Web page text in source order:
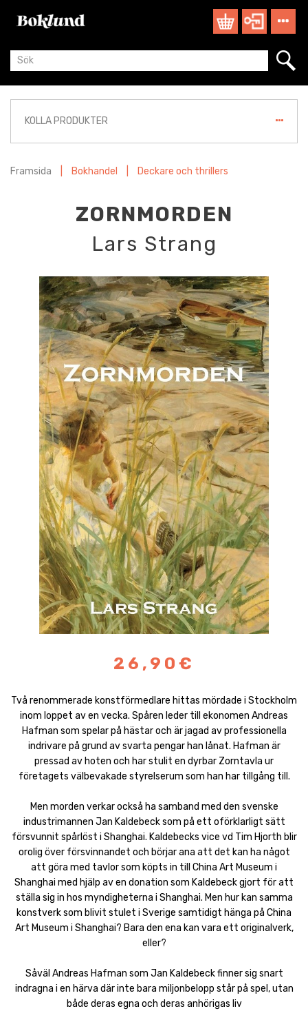
KOLLA PRODUKTER
Framsida Bokhandel Deckare och thrillers
ZORNMORDEN
Lars Strang
26,90€
Två renommerade konstförmedlare hittas mördade i Stockholm
inom loppet av en vecka. Spåren leder till ekonomen Andreas
Hafman som spelar på hästar och är jagad av professionella
indrivare på grund av svarta pengar han lånat. Hafman är
pressad av hoten och har stulit en dyrbar Zorntavla ur
företagets välbevakade styrelserum som han har tillgång till.
Men morden verkar också ha samband med den svenske
industrimannen Jan Kaldebeck som på ett oförklarligt sätt
försvunnit spårlöst i Shanghai. Kaldebecks vice vd Tim Hjorth blir
orolig över försvinnandet och börjar ana att det kan ha något
att göra med tavlor som köpts in till China Art Museum i
Shanghai med hjälp av en donation som Kaldebeck gjort för att
ställa sig in hos myndigheterna i Shanghai. Men hur kan samma
konstverk som blivit stulet i Sverige samtidigt hänga på China
Art Museum i Shanghai? Bara den ena kan vara ett originalverk,
eller?
Såväl Andreas Hafman som Jan Kaldebeck finner sig snart
indragna i en härva där inte bara miljonbelopp står på spel, utan
både deras egna och deras anhörigas liv